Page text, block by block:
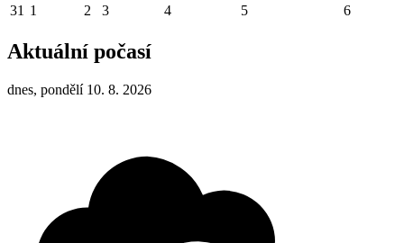
31 1 2 3 4 5 6
Aktuální počasí
dnes, pondělí 10. 8. 2026